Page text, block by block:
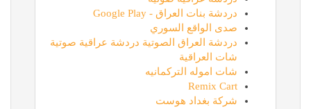
دردشة بنات العراق - Google Play
صدى الواقع السوري
دردشة العراق الصوتية دردشة عراقية صوتية
شات العراقية
شات اموله التركمانيه
Remix Cart
شركة بغداد هوست